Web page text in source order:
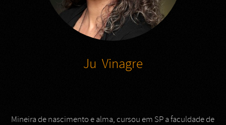
Ju Vinagre
Mineira de nascimento e alma, cursou em SP a faculdade de